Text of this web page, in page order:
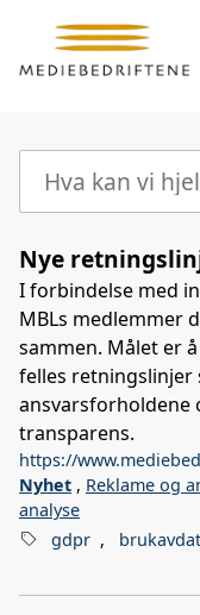
Nye
I forbindelse med
MBLs medlemmer
sammen. Målet er
felles retningslinjer
ansvarsforholdene
transparens.
https://
Nyhet , Reklame og
analyse
gdpr ,